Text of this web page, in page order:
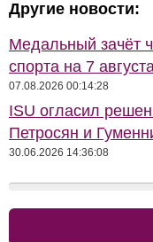
Другие новости:
Медальный зачёт
спорта на 7
07.08.2026 00:14:28
ISU огласил
Петросян и
30.06.2026 14:36:08